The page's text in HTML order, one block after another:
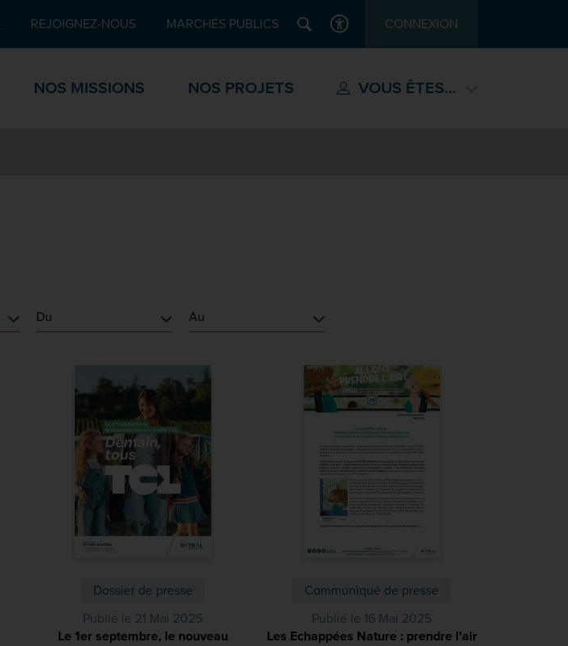
REJOIGNEZ-NOUS MARCHÉS PUBLICS Recherche
ACCESSIBILITÉCONNEXION
NOS MISSIONS NOS PROJETS VOUS ÊTES...
Dossier de presse
Publié le 21 Mai 2025
Le 1er septembre, le nouveau
Communiqué de presse
Publié le 16 Mai 2025
Les Echappées Nature : prendre l’air